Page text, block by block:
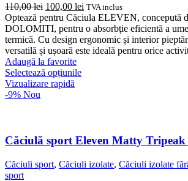
110,00lei Prețul
inițial
a
fost:
110,00 lei.
100,00 lei Prețul
curent
este:
100,00 lei.
TVA inclus
Optează pentru Căciula ELEVEN, concepută
DOLOMITI, pentru o absorbție eficientă a
termică. Cu design ergonomic și interior
versatilă și ușoară este ideală pentru orice
Adaugă la favorite
Selectează opțiunileAcest
Opțiunile
pot
fi
alese
Vizualizare rapidă
-9% Nou
Căciulă sport Eleven Matty
Căciuli sport, Căciuli izolate, Căciuli izolate
sport